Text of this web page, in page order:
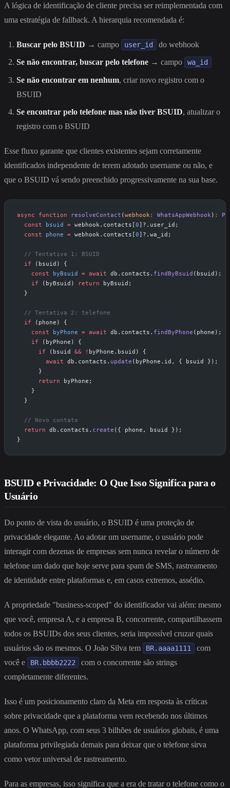
A lógica de identificação de cliente precisa ser reimplementada com
uma estratégia de fallback. A hierarquia recomendada é:
Buscar pelo BSUID → campo user_id do webhook
Se não encontrar, buscar pelo telefone → campo wa_id
Se não encontrar em nenhum, criar novo registro com o
BSUID
Se encontrar pelo telefone mas não tiver BSUID, atualizar o
registro com o BSUID
Esse fluxo garante que clientes existentes sejam corretamente
identificados independente de terem adotado username ou não, e
que o BSUID vá sendo preenchido progressivamente na sua base.
async function resolveContact (webhook: WhatsAppWebhook) :
  const
bsuid = webhook.contacts[0]?.user_id;
  const
phone = webhook.contacts[0]?.wa_id;
  // Tentativa 1: BSUID
  if
(bsuid) {
    const
byBsuid = await db.contacts. findByBsuid (bsuid);
    if
(byBsuid) return byBsuid;
  }
  // Tentativa 2: telefone
  if
(phone) {
    const
byPhone = await db.contacts. findByPhone (phone);
    if
(byPhone) {
      if
(bsuid && ! byPhone.bsuid) {
        await
db.contacts. update (byPhone.id, { bsuid });
      }
      return
byPhone;
    }
  }
  // Novo contato
  return
db.contacts. create ({ phone, bsuid });
}
BSUID e Privacidade: O Que Isso Significa para o
Usuário
Do ponto de vista do usuário, o BSUID é uma proteção de
privacidade elegante. Ao adotar um username, o usuário pode
interagir com dezenas de empresas sem nunca revelar o número de
telefone um dado que hoje serve para spam de SMS, rastreamento
de identidade entre plataformas e, em casos extremos, assédio.
A propriedade "business-scoped" do identificador vai além: mesmo
que você, empresa A, e a empresa B, concorrente, compartilhassem
todos os BSUIDs dos seus clientes, seria impossível cruzar quais
usuários são os mesmos. O João Silva tem
BR.aaaa1111
com
você e
BR.bbbb2222
com o concorrente são strings
completamente diferentes.
Isso é um posicionamento claro da Meta em resposta às críticas
sobre privacidade que a plataforma vem recebendo nos últimos
anos. O WhatsApp, com seus 3 bilhões de usuários globais, é uma
plataforma privilegiada demais para deixar que o telefone sirva
como vetor universal de rastreamento.
Para as empresas, isso significa que a era de tratar o telefone como o